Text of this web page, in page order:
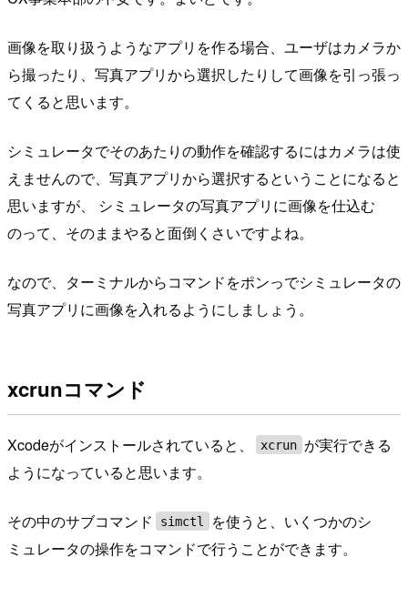
画像を取り扱うようなアプリを作る場合、ユーザはカメラか
ら撮ったり、写真アプリから選択したりして画像を引っ張っ
てくると思います。
シミュレータでそのあたりの動作を確認するにはカメラは使
えませんので、写真アプリから選択するということになると
思いますが、 シミュレータの写真アプリに画像を仕込む
のって、そのままやると面倒くさいですよね。
なので、ターミナルからコマンドをポンっでシミュレータの
写真アプリに画像を入れるようにしましょう。
xcrunコマンド
Xcodeがインストールされていると、 xcrun が実行できる
ようになっていると思います。
その中のサブコマンド simctl
を使うと、いくつかのシ
ミュレータの操作をコマンドで行うことができます。